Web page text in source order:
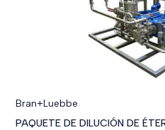
Bran+Luebbe
PAQUETE DE DILUCIÓN DE